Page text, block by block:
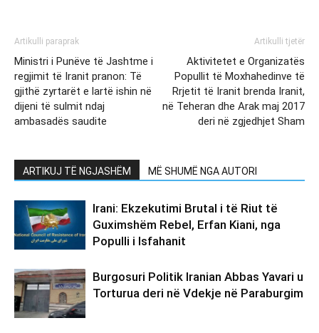
Artikulli paraprak
Ministri i Punëve të Jashtme i
regjimit të Iranit pranon: Të
gjithë zyrtarët e lartë ishin në
dijeni të sulmit ndaj
ambasadës saudite
Artikulli tjetër
Aktivitetet e Organizatës
Popullit të Moxhahedinve të
Rrjetit të Iranit brenda Iranit,
në Teheran dhe Arak maj 2017
deri në zgjedhjet Sham
ARTIKUJ TË NGJASHËM MË SHUMË NGA AUTORI
Irani: Ekzekutimi Brutal i të Riut të
Guximshëm Rebel, Erfan Kiani, nga
Populli i Isfahanit
Burgosuri Politik Iranian Abbas Yavari u
Torturua deri në Vdekje në Paraburgim